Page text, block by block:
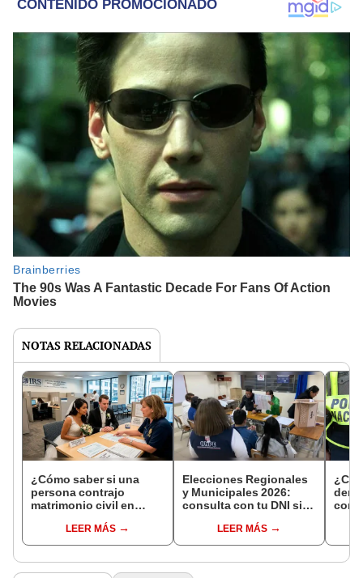
NOTAS RELACIONADAS
¿Cómo saber si una
persona contrajo
matrimonio civil en
LEER MÁS
Elecciones Regionales
y Municipales 2026:
consulta con tu DNI si
de mesa para este 4 de
octubre en el link oficial
LEER MÁS
con